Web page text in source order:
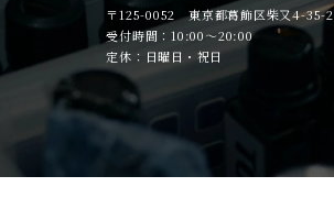
〒125-0052 東京都葛飾区柴又4-35-2
受付時間：10:00～20:00
定休：日曜日・祝日